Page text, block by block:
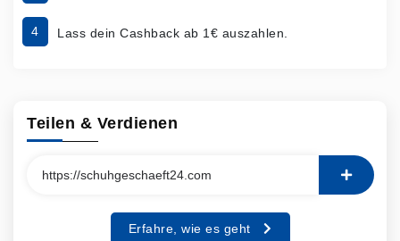
4 Lass dein Cashback ab 1€ auszahlen.
Teilen & Verdienen
Erfahre, wie es geht